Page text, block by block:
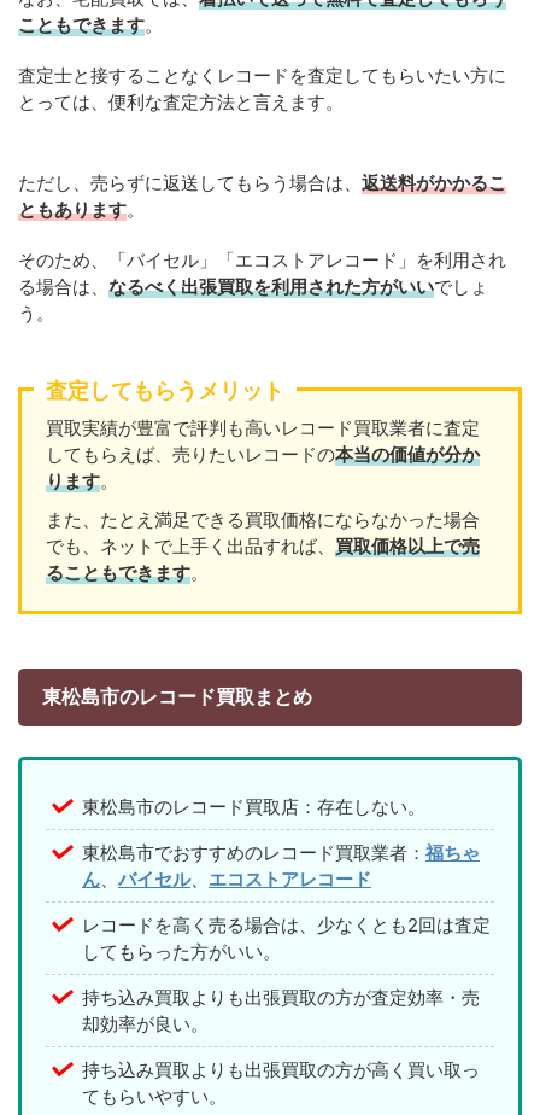
こともできます。
査定士と接することなくレコードを査定してもらいたい方に
とっては、便利な査定方法と言えます。
ただし、売らずに返送してもらう場合は、 返送料がかかるこ
ともあります。
そのため、「バイセル」「エコストアレコード」を利用され
る場合は、 なるべく出張買取を利用された方がいいでしょ
う。
査定してもらうメリット
買取実績が豊富で評判も高いレコード買取業者に査定
してもらえば、売りたいレコードの本当の価値が分か
ります。
また、たとえ満足できる買取価格にならなかった場合
でも、ネットで上手く出品すれば、 買取価格以上で売
ることもできます。
東松島市のレコード買取まとめ
東松島市のレコード買取店：存在しない。
東松島市でおすすめのレコード買取業者： 福ちゃ
ん
バイセル、 エコストアレコード
レコードを高く売る場合は、少なくとも2回は査定
してもらった方がいい。
持ち込み買取よりも出張買取の方が査定効率・売
却効率が良い。
持ち込み買取よりも出張買取の方が高く買い取っ
てもらいやすい。